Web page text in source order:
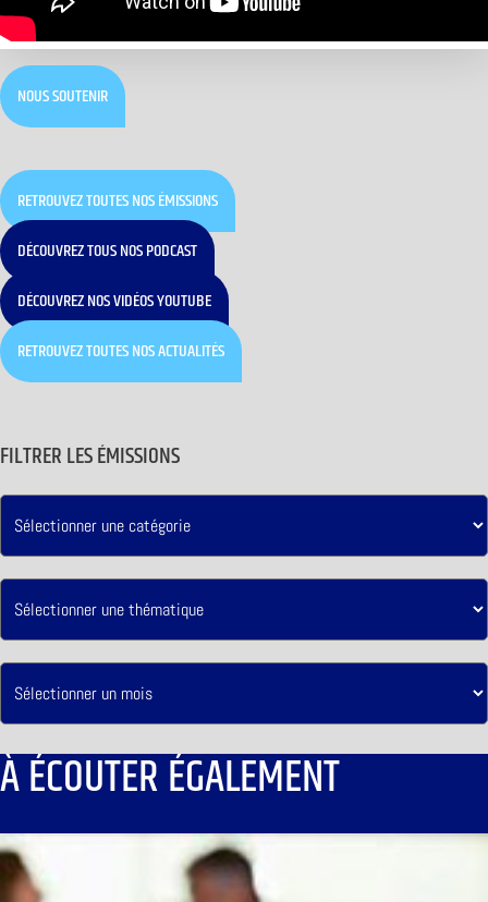
NOUS SOUTENIR
RETROUVEZ TOUTES NOS ÉMISSIONS
DÉCOUVREZ TOUS NOS PODCAST
DÉCOUVREZ NOS VIDÉOS YOUTUBE
RETROUVEZ TOUTES NOS ACTUALITÉS
FILTRER LES ÉMISSIONS
À ÉCOUTER ÉGALEMENT